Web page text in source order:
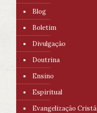
Blog
Boletim
Divulgação
Doutrina
Ensino
Espiritual
Evangelização Cristã